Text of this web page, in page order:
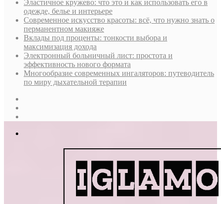
Эластичное кружево: что это и как использовать его в
одежде, белье и интерьере
Современное искусство красоты: всё, что нужно знать о
перманентном макияже
Вклады под проценты: тонкости выбора и
максимизация дохода
Электронный больничный лист: простота и
эффективность нового формата
Многообразие современных ингаляторов: путеводитель
по миру дыхательной терапии